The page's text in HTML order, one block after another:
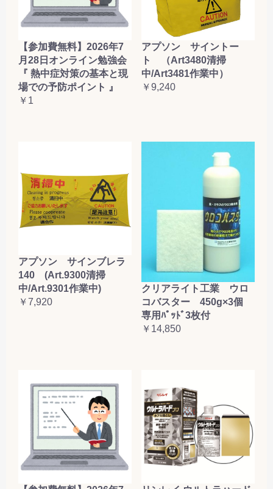
【参加費無料】2026年7
月28日オンライン勉強会
『 熱中症対策の基本と現
場での予防ポイント 』
￥1
アプソン サイントー
ト （Art3480清掃
中/Art3481作業中）
￥9,240
アプソン サインブレラ
140 (Art.9300清掃
中/Art.9301作業中)
￥7,920
クリアライト工業 ウロ
コバスター 450g×3個
専用ﾊﾟｯﾄﾞ3枚付
￥14,850